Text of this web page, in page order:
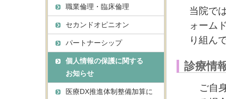
当院で
ォーム
り組ん
診療情
ご自
職業倫理・臨床倫理
セカンドオピニオン
パートナーシップ
個人情報の保護に関する
お知らせ
医療DX推進体制整備加算に